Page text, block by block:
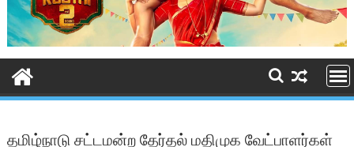
தமிழ்நாடு சட்டமன்ற தேர்தல் மதிமுக வேட்பாளர்கள்